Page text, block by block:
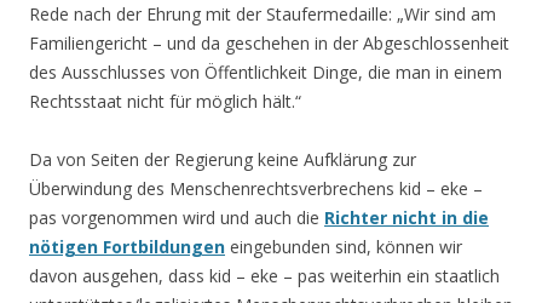
Rede nach der Ehrung mit der Staufermedaille: „Wir sind am
Familiengericht – und da geschehen in der Abgeschlossenheit
des Ausschlusses von Öffentlichkeit Dinge, die man in einem
Rechtsstaat nicht für möglich hält.“
Da von Seiten der Regierung keine Aufklärung zur
Überwindung des Menschenrechtsverbrechens kid – eke –
pas vorgenommen wird und auch die Richter nicht in die
nötigen Fortbildungen eingebunden sind, können wir
davon ausgehen, dass kid – eke – pas weiterhin ein staatlich